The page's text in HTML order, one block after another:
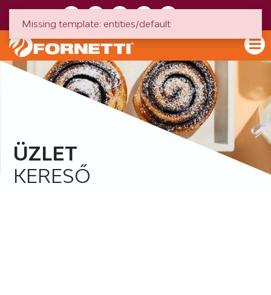
ÜZLET
KERESŐ
Missing template: entities/default